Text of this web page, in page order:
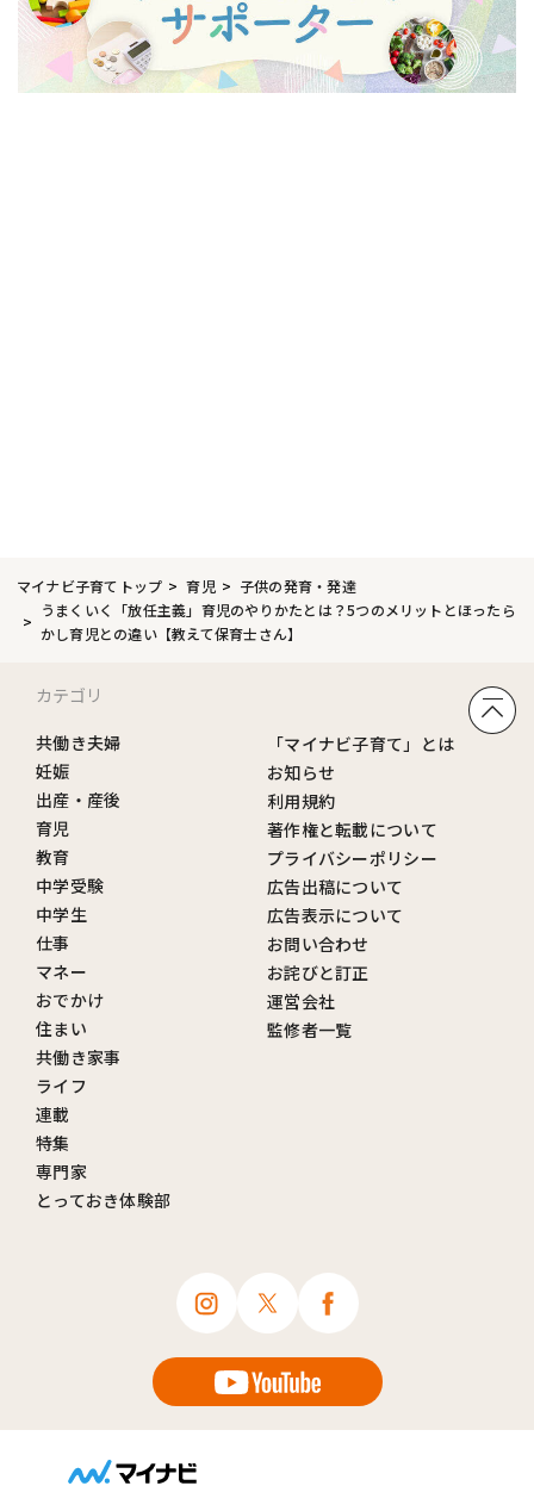
マイナビ子育てトップ 育児
子供の発育・発達
うまくいく「放任主義」育児のやりかたとは？5つのメリットとほったら
かし育児との違い【教えて保育士さん】
カテゴリ
共働き夫婦
妊娠
出産・産後
育児
教育
中学受験
中学生
仕事
マネー
おでかけ
住まい
共働き家事
ライフ
連載
特集
専門家
とっておき体験部
「マイナビ子育て」とは
お知らせ
利用規約
著作権と転載について
プライバシーポリシー
広告出稿について
広告表示について
お問い合わせ
お詫びと訂正
運営会社
監修者一覧